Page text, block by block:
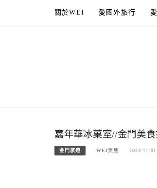
關於WEI 愛國外旅行
嘉年華冰菓室//金門美
金門旅遊 WEI笑兒 2023-11-01